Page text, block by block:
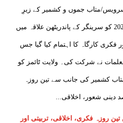
سرویس/متاب جموں و کشمیر کے زیرِ
اہتمام سے 26 تا 28 ستمبر 2025 کو سرینگر کے پاندریٹھن علاقہ میں
فکری کارگاہ کا اہتمام کیا گیا جس
نے شرکت کی۔ ولایت ٹائمز کو
کشمیر کی جانب سے تین روزہ
دینی شعور، اخلاقی...
روزہ فکری، اخلاقی، تربیتی اور